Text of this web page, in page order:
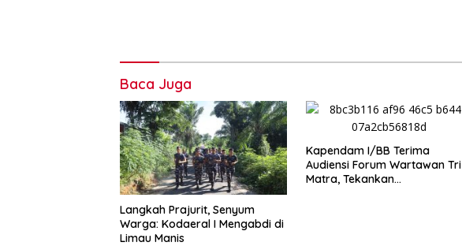
Baca Juga
‎Langkah Prajurit, Senyum
Warga: Kodaeral I Mengabdi di
Limau Manis
Kapendam I/BB Terima
Audiensi Forum Wartawan Tri
Matra, Tekankan